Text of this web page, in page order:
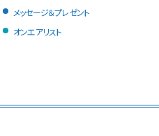
メッセージ＆プレゼント
オンエアリスト